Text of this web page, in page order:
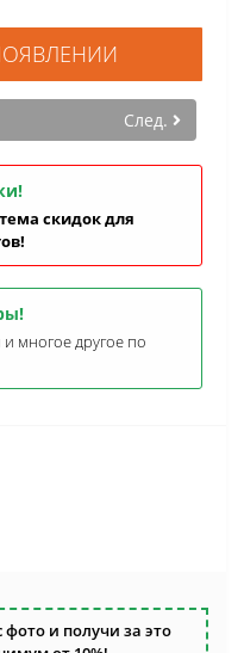
След.
скидок для
многое другое по
и получи за это